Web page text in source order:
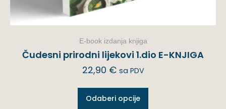
E-book izdanja knjiga
Čudesni prirodni lijekovi 1.dio E-KNJIGA
22,90 € sa PDV
Odaberi opcije